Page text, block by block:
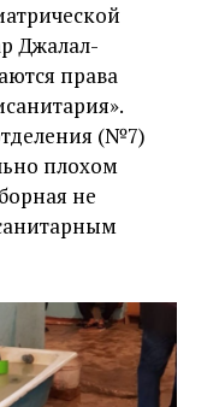
Джалал-
права
(№7)
плохом
не